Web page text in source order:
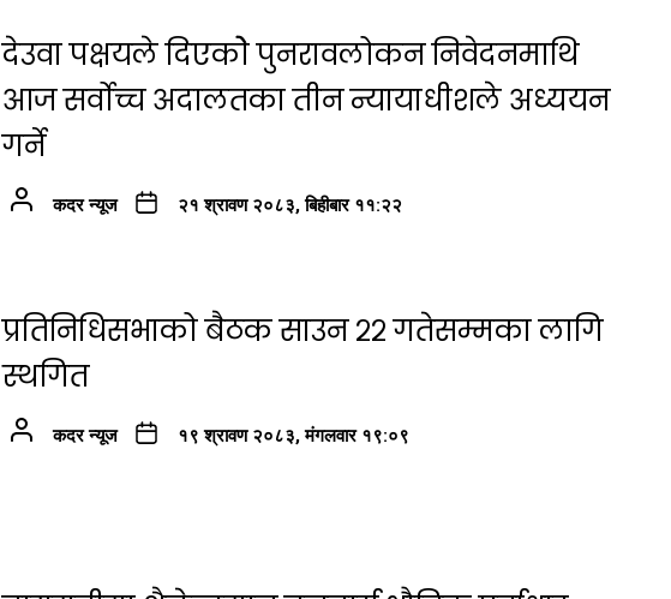
देउवा पक्षयले दिएकोे पुनरावलोकन निवेदनमाथि
आज सर्वोच्च अदालतका तीन न्यायाधीशले अध्ययन
गर्ने
कदर न्यूज २१ श्रावण २०८३, बिहीबार ११:२२
प्रतिनिधिसभाको बैठक साउन २२ गतेसम्मका लागि
स्थगित
कदर न्यूज १९ श्रावण २०८३, मंगलवार १९:०९